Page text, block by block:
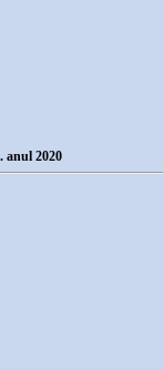
2020